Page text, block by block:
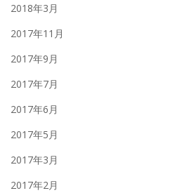
2018年3月
2017年11月
2017年9月
2017年7月
2017年6月
2017年5月
2017年3月
2017年2月